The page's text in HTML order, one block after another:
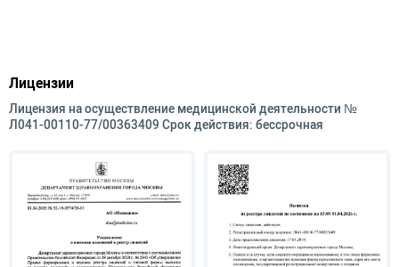
– 1996 г. – «Чрезпищеводная электростимуляция»
– 1998 г. – «Хокардиография» в ВНКЦ;
Лицензии
Лицензия на осуществление медицинской деятельности №
Л041-00110-77/00363409 Срок действия: бессрочная